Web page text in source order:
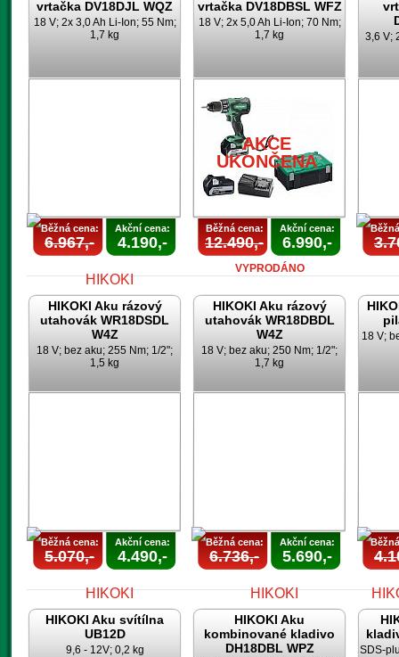
AKCE
UKONČENA
vrtačka DV18DJL WQZ
18 V; 2x 3,0 Ah Li-Ion; 55 Nm;
1,7 kg
Běžná cena:
6.967,-
Akční cena:
4.190,-
vrtačka DV18DBSL WFZ
18 V; 2x 5,0 Ah Li-Ion; 70 Nm;
1,7 kg
AKCE
UKONČENA
Běžná cena:
12.490,-
Akční cena:
6.990,-
VYPRODÁNO
3,6 V;
HIKOKI Aku rázový
utahovák WR18DSDL
W4Z
18 V; bez aku; 255 Nm; 1/2";
1,5 kg
Běžná cena:
5.070,-
Akční cena:
4.490,-
HIKOKI Aku rázový
utahovák WR18DBDL
W4Z
18 V; bez aku; 250 Nm; 1/2";
1,7 kg
Běžná cena:
6.736,-
Akční cena:
5.690,-
18 V;
HIKOKI Aku svítílna
UB12D
9,6 - 12V; 0,2 kg
HIKOKI Aku
kombinované kladivo
DH18DBL WPZ
SDS-